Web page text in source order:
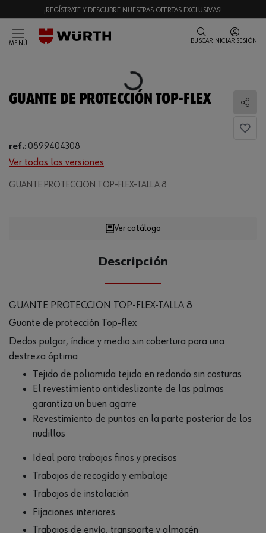
¡REGÍSTRATE Y DESCUBRE NUESTRAS OFERTAS EXCLUSIVAS!
MENÚ BUSCAR INICIAR SESIÓN
Loading...
GUANTE DE PROTECCIÓN TOP-FLEX
ref.: 0899404308
Ver todas las versiones
GUANTE PROTECCION TOP-FLEX-TALLA 8
Loading...
Ver catálogo
Descripción
GUANTE PROTECCION TOP-FLEX-TALLA 8
Guante de protección Top-flex
Dedos pulgar, índice y medio sin cobertura para una
destreza óptima
Tejido de poliamida tejido en redondo sin costuras
El revestimiento antideslizante de las palmas
garantiza un buen agarre
Revestimiento de puntos en la parte posterior de los
nudillos
Ideal para trabajos finos y precisos
Trabajos de recogida y embalaje
Trabajos de instalación
Fijaciones interiores
Trabajos de envío, transporte y almacén